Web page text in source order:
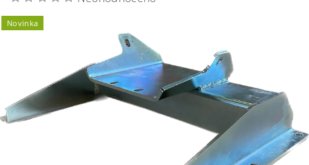
Novinka